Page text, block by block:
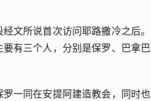
文所说首次访问耶路撒冷之后。
有三个人，分别是保罗、巴拿巴
一同在安提阿建造教会，同时也